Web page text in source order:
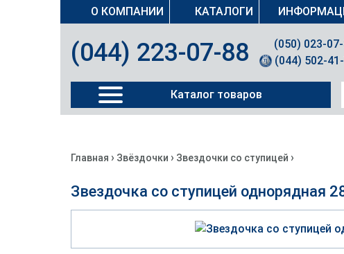
О КОМПАНИИ КАТАЛОГИ
(044) 223-07-88 (050) 023-
(044) 502-
Каталог товаров
Главная › Звёздочки › Звездочки со ступицей ›
Звездочка со ступицей однорядная